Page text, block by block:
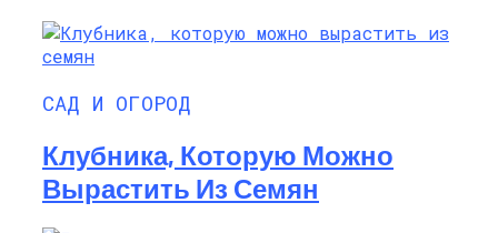
САД И ОГОРОД
Клубника, Которую Можно
Вырастить Из Семян